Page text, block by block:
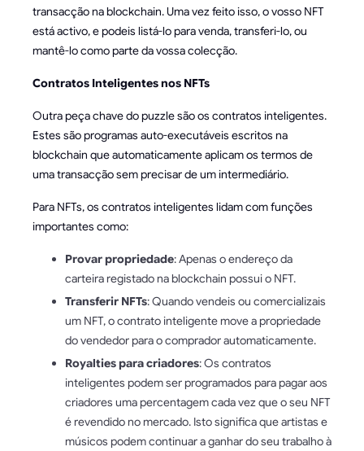
transacção na blockchain. Uma vez feito isso, o vosso NFT
está activo, e podeis listá-lo para venda, transferi-lo, ou
mantê-lo como parte da vossa colecção.
Contratos Inteligentes nos NFTs
Outra peça chave do puzzle são os contratos inteligentes.
Estes são programas auto-executáveis escritos na
blockchain que automaticamente aplicam os termos de
uma transacção sem precisar de um intermediário.
Para NFTs, os contratos inteligentes lidam com funções
importantes como:
Provar propriedade: Apenas o endereço da
carteira registado na blockchain possui o NFT.
Transferir NFTs: Quando vendeis ou comercializais
um NFT, o contrato inteligente move a propriedade
do vendedor para o comprador automaticamente.
Royalties para criadores: Os contratos
inteligentes podem ser programados para pagar aos
criadores uma percentagem cada vez que o seu NFT
é revendido no mercado. Isto significa que artistas e
músicos podem continuar a ganhar do seu trabalho à